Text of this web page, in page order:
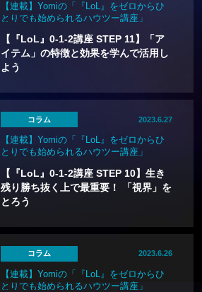
【連載】Yomiの「『LoL』をゼロからひ
とりでも始められるハウツー講座」
【『LoL』0-1-2講座 STEP 11】「ア
イテム」の特徴と効果を学んで活用し
よう
コラム 2023.6.27
【連載】Yomiの「『LoL』をゼロからひ
とりでも始められるハウツー講座」
【『LoL』0-1-2講座 STEP 10】生き
残り勝ち抜く上で最重要！ 「視界」を
とろう
コラム 2023.6.26
【連載】Yomiの「『LoL』をゼロからひ
とりでも始められるハウツー講座」